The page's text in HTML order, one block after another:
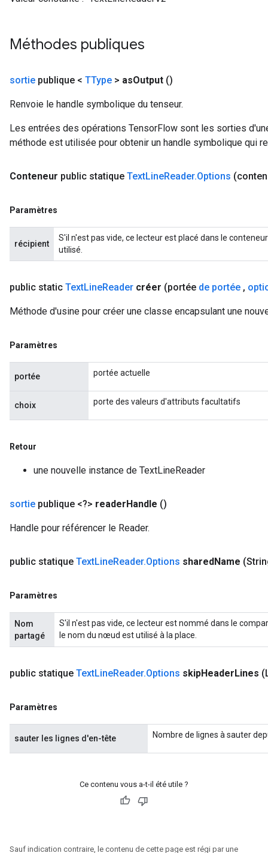
Méthodes publiques
sortie publique < TType > asOutput ()
Renvoie le handle symbolique du tenseur.
Les entrées des opérations TensorFlow sont les sorties
méthode est utilisée pour obtenir un handle symbolique qui
Conteneur public statique TextLineReader.Options
Paramètres
récipient
S'il n'est pas vide, ce lecteur est placé dans le
utilisé.
public static TextLineReader créer (portée de portée ,
Méthode d'usine pour créer une classe encapsulant une
Paramètres
portée portée actuelle
choix porte des valeurs d'attributs facultatifs
Retour
une nouvelle instance de TextLineReader
sortie publique <?> readerHandle ()
Handle pour référencer le Reader.
public statique TextLineReader.Options sharedName
Paramètres
Nom
partagé
S'il n'est pas vide, ce lecteur est nommé dans le
le nom du nœud est utilisé à la place.
public statique TextLineReader.Options skipHeaderLines
Paramètres
sauter les lignes d'en-tête Nombre de lignes à sauter
Ce contenu vous a-t-il été utile ?
Sauf indication contraire, le contenu de cette page est régi par une